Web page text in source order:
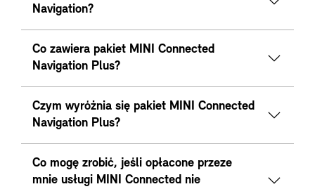
Navigation?
Co zawiera pakiet MINI Connected
Navigation Plus?
Czym wyróżnia się pakiet MINI Connected
Navigation Plus?
Co mogę zrobić, jeśli opłacone przeze
mnie usługi MINI Connected nie